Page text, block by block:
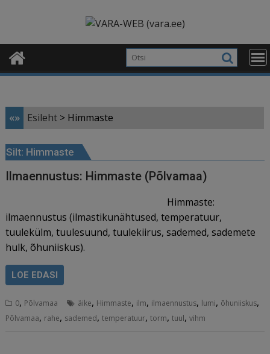
«» Esileht > Himmaste
Silt: Himmaste
Ilmaennustus: Himmaste (Põlvamaa)
Himmaste:
ilmaennustus (ilmastikunähtused, temperatuur,
tuulekülm, tuulesuund, tuulekiirus, sademed, sademete
hulk, õhuniiskus).
LOE EDASI
0, Põlvamaa äike, Himmaste, ilm, ilmaennustus, lumi, õhuniiskus,
Põlvamaa, rahe, sademed,temperatuur,torm,tuul,vihm